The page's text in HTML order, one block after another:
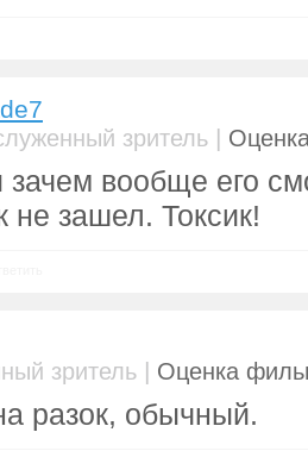
зритель |
зачем вообще его
не зашел. Токсик!
зритель | Оценка
разок, обычный.